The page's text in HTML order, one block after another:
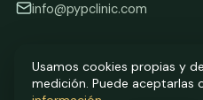
info@pypclinic.com
© 2026 P&P Clinic · Dra. Patricia
Usamos cookies propias y
medición. Puede aceptarlas